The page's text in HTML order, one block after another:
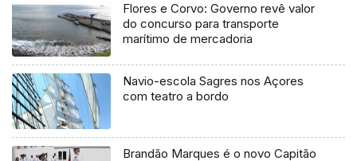
Flores e Corvo: Governo revê valor
do concurso para transporte
marítimo de mercadoria
Navio-escola Sagres nos Açores
com teatro a bordo
Brandão Marques é o novo Capitão